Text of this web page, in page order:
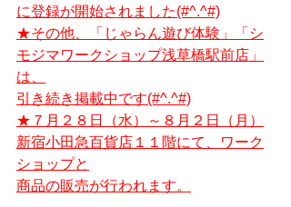
に登録が開始されました(#^.^#)
★その他、「じゃらん遊び体験」「シ
モジマワークショップ浅草橋駅前店」
は、
引き続き掲載中です(#^.^#)
★７月２８日（水）～８月２日（月）
新宿小田急百貨店１１階にて、ワーク
ショップと
商品の販売が行われます。